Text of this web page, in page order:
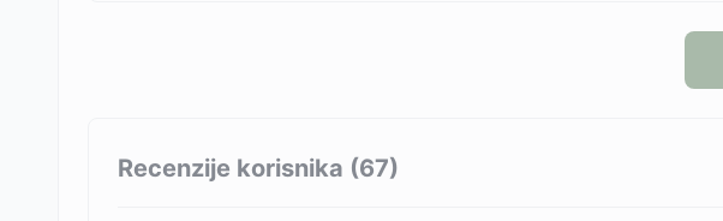
Recenzije korisnika (67)